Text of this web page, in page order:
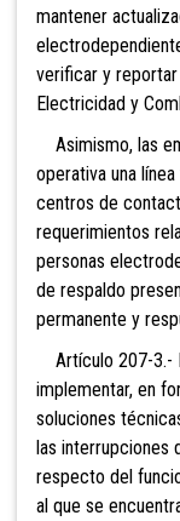
mantener
verificar y reportar
Electricidad y
Asimismo, las
operativa una
centros de
requerimientos
personas
de respaldo
permanente y
Artículo 207-3.-
implementar, en
soluciones
las interrupciones
respecto del
al que se